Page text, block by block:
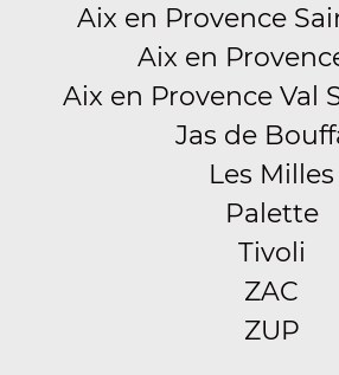
Aix en Provence
Aix en
Aix en Provence Val
Jas de
Les Milles
Palette
Tivoli
ZAC
ZUP